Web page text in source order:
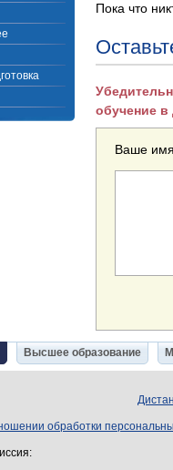
Пока что
обучение в
Ваше
Высшее образование
обработки